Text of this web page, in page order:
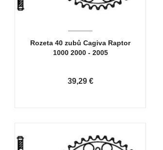
Rozeta 40 zubů Cagiva Raptor
1000 2000 - 2005
39,29 €